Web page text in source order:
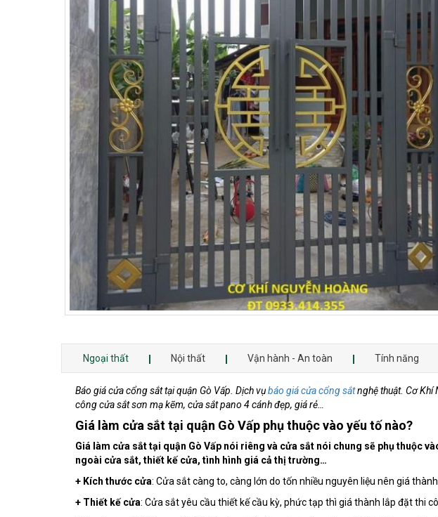
Ngoại thất Nội thất Vận hành - An toàn Tính năng
Báo giá cửa cổng sắt tại quận Gò Vấp. Dịch vụbáo giá cửa cổng sắtnghệ thuật. Cơ Khí
công cửa sắt sơn mạ kẽm, cửa sắt pano 4 cánh đẹp, giá rẻ…
Giá làm cửa sắt tại quận Gò Vấp phụ thuộc vào yếu tố nào?
Giá làm cửa sắt tại quận Gò Vấp nói riêng và cửa sắt nói chung sẽ phụ thuộc
ngoài cửa sắt, thiết kế cửa, tình hình giá cả thị trường…
+ Kích thước cửa: Cửa sắt càng to, càng lớn do tốn nhiều nguyên liệu nên giá
+ Thiết kế cửa: Cửa sắt yêu cầu thiết kế cầu kỳ, phức tạp thì giá thành lắp đặt thi